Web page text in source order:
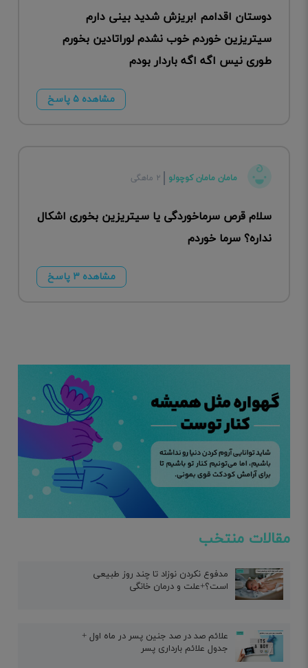
دوستان اقدامم ابریزش شدید بینی دارم
سیتریزین خوردم خوب نشدم لوراتادین بخورم
طوری نیس اگه اگه باردار بودم
مشاهده ۵ پاسخ
مامان مامان کوچولو ۲ ماهگی
سلام قرص سرماخوردگی یا سیتریزین بخوری اشکال
نداره؟ سرما خوردم
مشاهده ۳ پاسخ
مقالات منتخب
مدفوع نکردن نوزاد تا چند روز طبیعی
است؟+علت و درمان خانگی
علائم صد در صد جنین پسر در ماه اول +
جدول علائم بارداری پسر